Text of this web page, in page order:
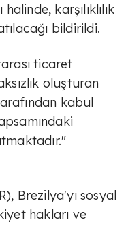
karşılıklılık
bildirildi.
ticaret
oluşturan
kabul
Brezilya'yı sosyal
hakları ve